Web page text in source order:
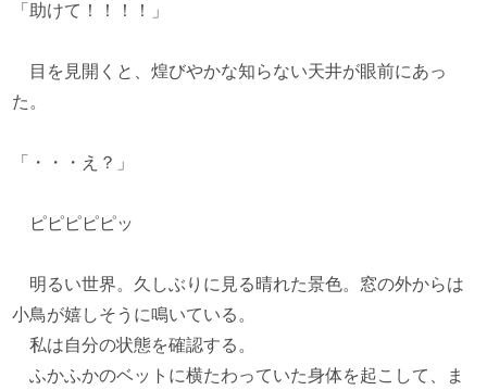
「助けて！！！！」
目を見開くと、煌びやかな知らない天井が眼前にあっ
た。
「・・・え？」
ピピピピピッ
明るい世界。久しぶりに見る晴れた景色。窓の外からは
小鳥が嬉しそうに鳴いている。
私は自分の状態を確認する。
ふかふかのベットに横たわっていた身体を起こして、ま